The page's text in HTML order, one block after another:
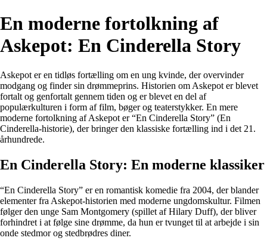
En moderne fortolkning af
Askepot: En Cinderella Story
Askepot er en tidløs fortælling om en ung kvinde, der overvinder
modgang og finder sin drømmeprins. Historien om Askepot er blevet
fortalt og genfortalt gennem tiden og er blevet en del af
populærkulturen i form af film, bøger og teaterstykker. En mere
moderne fortolkning af Askepot er “En Cinderella Story” (En
Cinderella-historie), der bringer den klassiske fortælling ind i det 21.
århundrede.
En Cinderella Story: En moderne klassiker
“En Cinderella Story” er en romantisk komedie fra 2004, der blander
elementer fra Askepot-historien med moderne ungdomskultur. Filmen
følger den unge Sam Montgomery (spillet af Hilary Duff), der bliver
forhindret i at følge sine drømme, da hun er tvunget til at arbejde i sin
onde stedmor og stedbrødres diner.